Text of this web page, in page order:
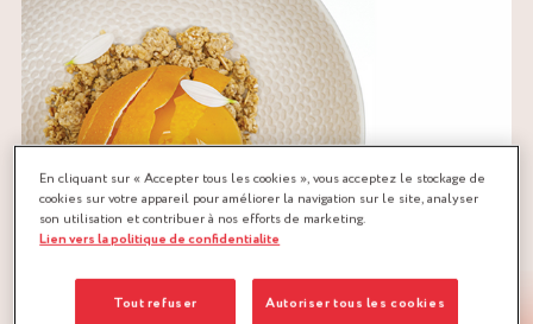
En cliquant sur « Accepter tous les cookies », vous acceptez le stockage de
cookies sur votre appareil pour améliorer la navigation sur le site, analyser
son utilisation et contribuer à nos efforts de marketing.
Lien vers la politique de confidentialite
Tout refuser Autoriser tous les cookies